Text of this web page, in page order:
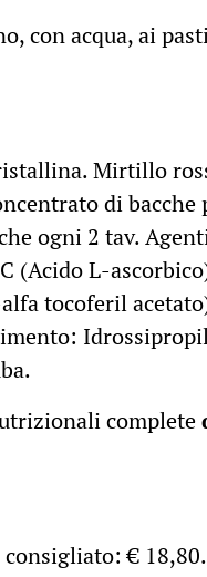
con acqua, ai
Mirtillo
di bacche
ogni 2 tav.
(Acido L-
tocoferil
complete
€ 18,80.